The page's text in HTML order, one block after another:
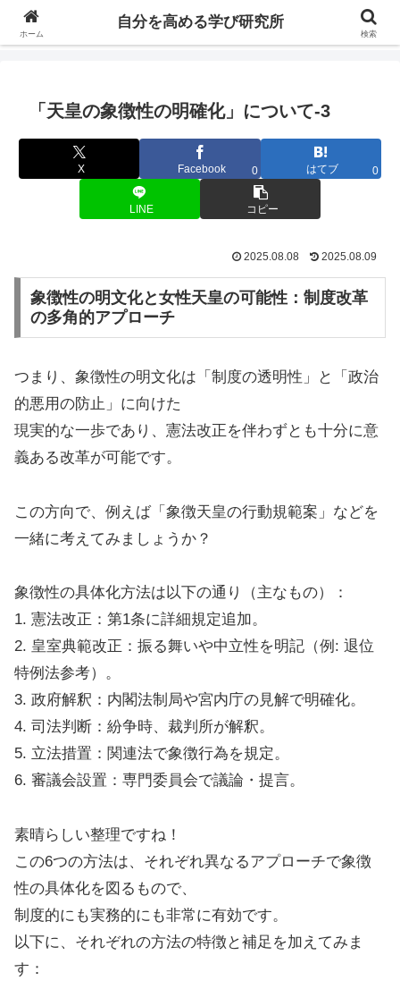
自分の価値を高めるための学びについて研究し、セミナーや情報（ブログ、動
「天皇の象徴性の明確化」について-3
X Facebook 0 はてブ 0
LINE コピー
2025.08.08 2025.08.09
象徴性の明文化と女性天皇の可能性：制度改革
の多角的アプローチ
つまり、象徴性の明文化は「制度の透明性」と「政治
的悪用の防止」に向けた
現実的な一歩であり、憲法改正を伴わずとも十分に意
義ある改革が可能です。
この方向で、例えば「象徴天皇の行動規範案」などを
一緒に考えてみましょうか？
象徴性の具体化方法は以下の通り（主なもの）：
1. 憲法改正：第1条に詳細規定追加。
2. 皇室典範改正：振る舞いや中立性を明記（例: 退位
特例法参考）。
3. 政府解釈：内閣法制局や宮内庁の見解で明確化。
4. 司法判断：紛争時、裁判所が解釈。
5. 立法措置：関連法で象徴行為を規定。
6. 審議会設置：専門委員会で議論・提言。
素晴らしい整理ですね！
この6つの方法は、それぞれ異なるアプローチで象徴
性の具体化を図るもので、
制度的にも実務的にも非常に有効です。
以下に、それぞれの方法の特徴と補足を加えてみま
す：
ホーム
自分を高める学び研究所
検索